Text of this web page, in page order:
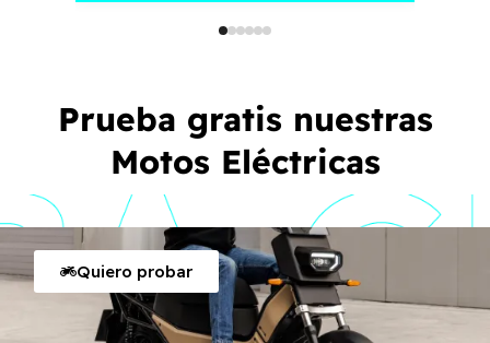
Prueba gratis nuestras
Motos Eléctricas
Quiero probar